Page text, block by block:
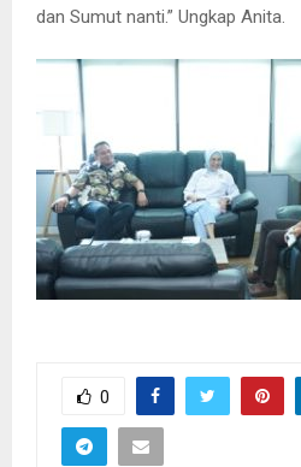
dan Sumut nanti.” Ungkap Anita.
0